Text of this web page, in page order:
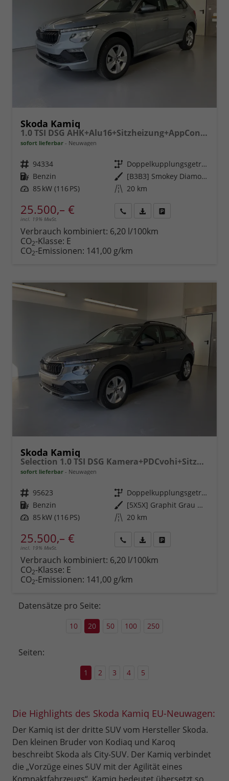
Skoda Kamiq
1.0 TSI DSG AHK+Alu16+Sitzheizung+AppConnect+GV5+LED+Nebel+Klima
sofort lieferbar Neuwagen
Fahrzeugnr. 94334 Getriebe
Doppelkupplungsgetriebe (DSG)
Kraftstoff Benzin Außenfarbe
[B3B3] Smokey Diamond-Silber Metallic
Leistung 85 kW (116 PS) Kilometerstand 20 km
25.500,– €
incl. 19% MwSt.
anfordern
Datei,
Verbrauch kombiniert: 6,20 l/100km
CO2-Klasse: E
CO2-Emissionen: 141,00 g/km
Skoda Kamiq
Selection 1.0 TSI DSG Kamera+PDCvohi+Sitzheizung+AppConnect+Sunset+Alu16
sofort lieferbar Neuwagen
Fahrzeugnr. 95623 Getriebe
Doppelkupplungsgetriebe (DSG)
Kraftstoff Benzin Außenfarbe
[5X5X] Graphit Grau Metallic
Leistung 85 kW (116 PS) Kilometerstand 20 km
25.500,– €
incl. 19% MwSt.
anfordern
Datei,
Verbrauch kombiniert: 6,20 l/100km
CO2-Klasse: E
CO2-Emissionen: 141,00 g/km
Datensätze pro Seite:
10 20 50 100 250
Seiten:
1 2 3 4 5
Die Highlights des Skoda Kamiq EU-Neuwagen:
Der Kamiq ist der dritte SUV vom Hersteller Skoda.
Den kleinen Bruder von Kodiaq und Karoq
beschreibt Skoda als City-SUV. Der Kamiq verbindet
die „Vorzüge eines SUV mit der Agilität eines